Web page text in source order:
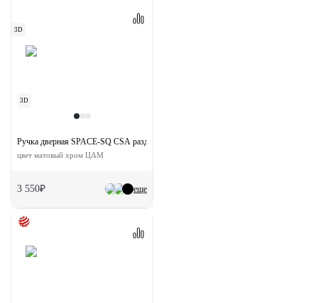
3D
3D
еще
Ручка дверная SPACE-SQ CSA раздельная на квадратной розетке
цвет матовый хром ЦАМ
3 550₽